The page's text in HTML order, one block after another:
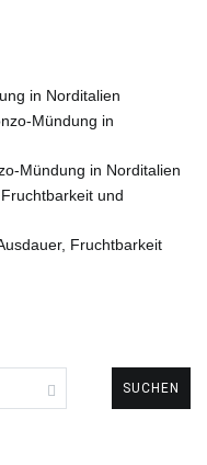
in Norditalien
Mündung in
Mündung in Norditalien
und
Fruchtbarkeit